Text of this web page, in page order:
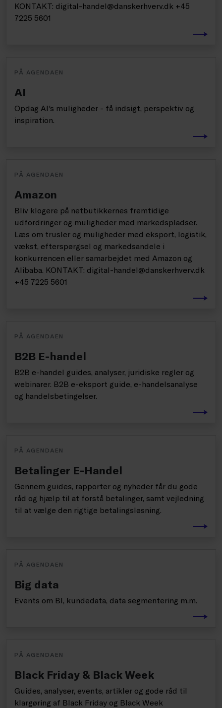
KONTAKT: digital-handel@danskerhverv.dk +45
7225 5601
PÅ AGENDAEN
AI
Opdag AI's muligheder - få indsigt, perspektiv og
inspiration.
PÅ AGENDAEN
Amazon
Bliv klogere på netbutikkernes fremtidige
udfordringer og muligheder med markedspladser.
Læs om trusler og muligheder med eksport, logistik,
vækst, efterspørgsel og markedsandele i
konkurrencen eller samarbejdet med Amazon og
Alibaba. KONTAKT: digital-handel@danskerhverv.dk
+45 7225 5601
PÅ AGENDAEN
B2B E-handel
B2B e-handel guides, analyser, juridiske regler og
webinarer. B2B e-eksport guide, e-handelsanalyse
og handelsbetingelser.
PÅ AGENDAEN
Betalinger E-Handel
Gennem guides, rapporter og nyheder får du gode
råd og hjælp til at forstå betalinger, samt vejledning
til at vælge den rigtige betalingsløsning.
PÅ AGENDAEN
Big data
Events om BI, kundedata, data segmentering m.m.
PÅ AGENDAEN
Black Friday & Black Week
Guides, analyser, events, artikler og gode råd til
klargøring af Black Friday og Black Week